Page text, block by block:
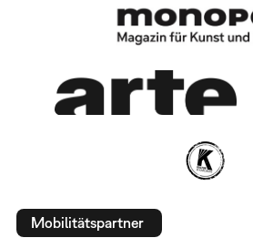
Mobilitätspartner